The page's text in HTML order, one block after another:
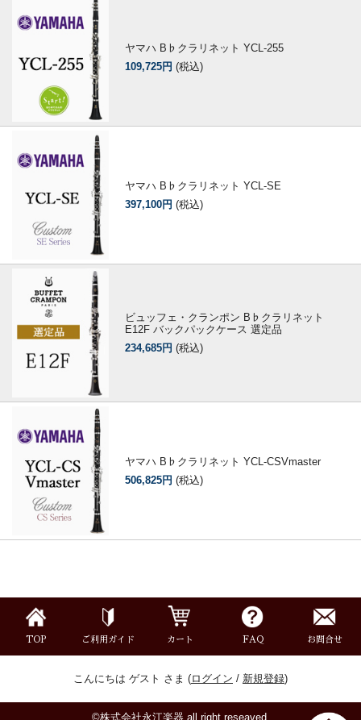
ヤマハ B♭クラリネット YCL-255
109,725円 (税込)
ヤマハ B♭クラリネット YCL-SE
397,100円 (税込)
ビュッフェ・クランポン B♭クラリネット
E12F バックパックケース 選定品
234,685円 (税込)
ヤマハ B♭クラリネット YCL-CSVmaster
506,825円 (税込)
TOP ご利用ガイド カート FAQ お問合せ
こんにちは ゲスト さま (ログイン / 新規登録)
©株式会社永江楽器 all right reseaved.